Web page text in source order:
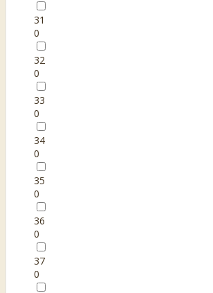
31
0
32
0
33
0
34
0
35
0
36
0
37
0